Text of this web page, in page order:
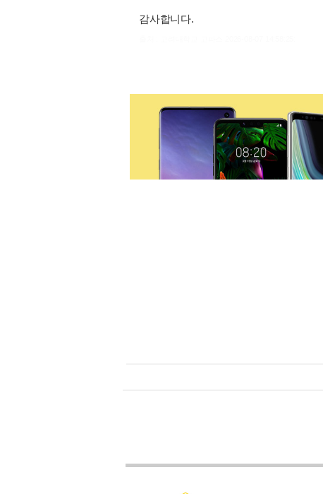
감사합니다.